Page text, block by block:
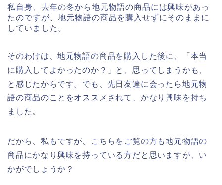
私自身、去年の冬から地元物語の商品には興味があっ
たのですが、地元物語の商品を購入せずにそのままに
していました。
そのわけは、地元物語の商品を購入した後に、「本当
に購入してよかったのか？」と、思ってしまうかも、
と感じたからです。でも、先日友達に会ったら地元物
語の商品のことをオススメされて、かなり興味を持ち
ました。
だから、私もですが、こちらをご覧の方も地元物語の
商品にかなり興味を持っている方だと思いますが、い
かがでしょうか？